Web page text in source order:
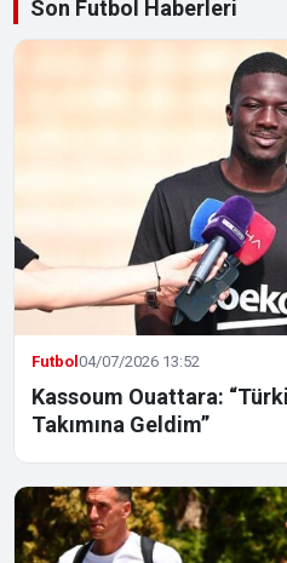
Son Futbol Haberleri
Futbol04/07/2026 13:52
Kassoum Ouattara:
Takımına Geldim”